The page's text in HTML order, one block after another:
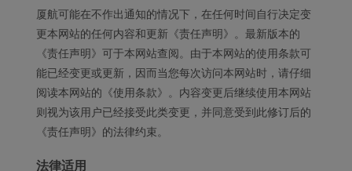
厦航可能在不作出通知的情况下，在任何时间自行决定变
更本网站的任何内容和更新《责任声明》。最新版本的
《责任声明》可于本网站查阅。由于本网站的使用条款可
能已经变更或更新，因而当您每次访问本网站时，请仔细
阅读本网站的《使用条款》。内容变更后继续使用本网站
则视为该用户已经接受此类变更，并同意受到此修订后的
《责任声明》的法律约束。
法律适用